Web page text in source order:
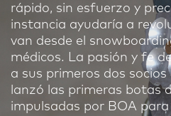
rápido, sin esfuerzo y
instancia ayudaría a
van desde el
médicos. La pasión y fe
a sus primeros dos socios
lanzó las primeras botas
impulsadas por BOA